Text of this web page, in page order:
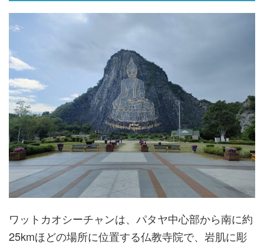
ワットカオシーチャンは、パタヤ中心部から南に約
25kmほどの場所に位置する仏教寺院で、岩肌に彫